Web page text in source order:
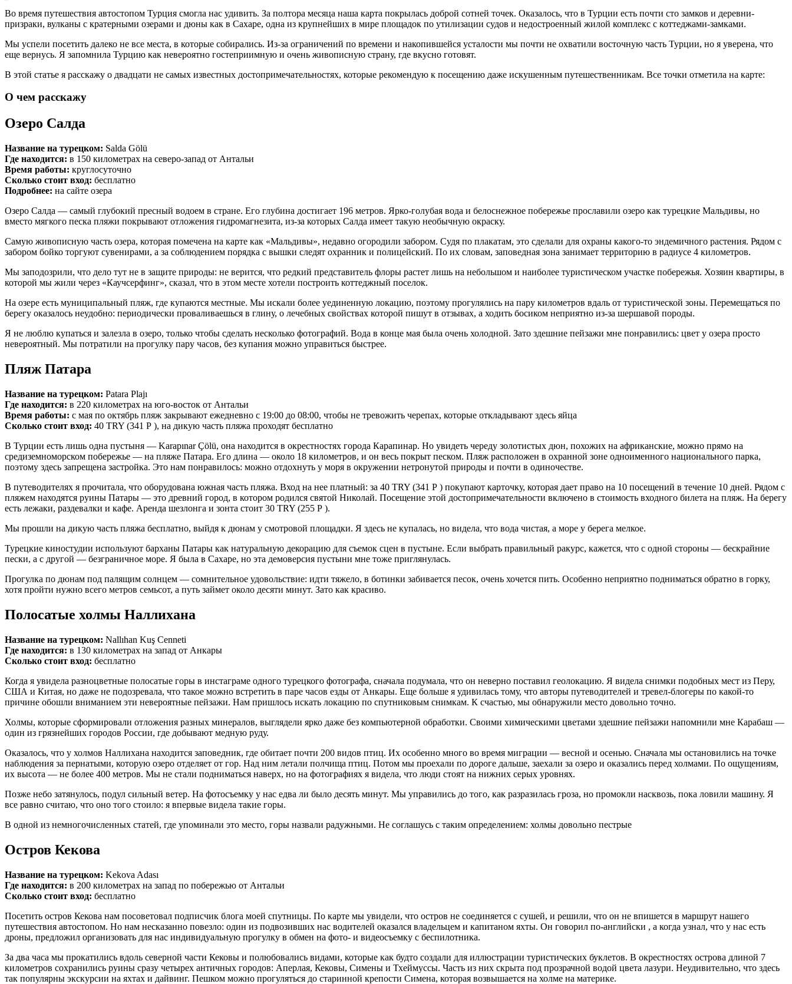
Во время путешествия автостопом Турция смогла нас удивить. За полтора месяца наша карта покрылась доброй сотней точек. Оказалось, что в Турции есть почти сто замков и деревни-
призраки, вулканы с кратерными озерами и дюны как в Сахаре, одна из крупнейших в мире площадок по утилизации судов и недостроенный жилой комплекс с коттеджами-замками.
Мы успели посетить далеко не все места, в которые собирались. Из-за ограничений по времени и накопившейся усталости мы почти не охватили восточную часть Турции, но я уверена, что
еще вернусь. Я запомнила Турцию как невероятно гостеприимную и очень живописную страну, где вкусно готовят.
В этой статье я расскажу о двадцати не самых известных достопримечательностях, которые рекомендую к посещению даже искушенным путешественникам. Все точки отметила на карте:
О чем расскажу
Озеро Салда
Название на турецком: Salda Gölü
Где находится: в 150 километрах на северо-запад от Антальи
Время работы: круглосуточно
Сколько стоит вход: бесплатно
Подробнее: на сайте озера
Озеро Салда — самый глубокий пресный водоем в стране. Его глубина достигает 196 метров. Ярко-голубая вода и белоснежное побережье прославили озеро как турецкие Мальдивы, но
вместо мягкого песка пляжи покрывают отложения гидромагнезита, из-за которых Салда имеет такую необычную окраску.
Самую живописную часть озера, которая помечена на карте как «Мальдивы», недавно огородили забором. Судя по плакатам, это сделали для охраны какого-то эндемичного растения. Рядом с
забором бойко торгуют сувенирами, а за соблюдением порядка с вышки следят охранник и полицейский. По их словам, заповедная зона занимает территорию в радиусе 4 километров.
Мы заподозрили, что дело тут не в защите природы: не верится, что редкий представитель флоры растет лишь на небольшом и наиболее туристическом участке побережья. Хозяин квартиры, в
которой мы жили через «Каучсерфинг», сказал, что в этом месте хотели построить коттеджный поселок.
На озере есть муниципальный пляж, где купаются местные. Мы искали более уединенную локацию, поэтому прогулялись на пару километров вдаль от туристической зоны. Перемещаться по
берегу оказалось неудобно: периодически проваливаешься в глину, о лечебных свойствах которой пишут в отзывах, а ходить босиком неприятно из-за шершавой породы.
Я не люблю купаться и залезла в озеро, только чтобы сделать несколько фотографий. Вода в конце мая была очень холодной. Зато здешние пейзажи мне понравились: цвет у озера просто
невероятный. Мы потратили на прогулку пару часов, без купания можно управиться быстрее.
Пляж Патара
Название на турецком: Patara Plajı
Где находится: в 220 километрах на юго-восток от Антальи
Время работы: с мая по октябрь пляж закрывают ежедневно с 19:00 до 08:00, чтобы не тревожить черепах, которые откладывают здесь яйца
Сколько стоит вход: 40 TRY (341 Р ), на дикую часть пляжа проходят бесплатно
В Турции есть лишь одна пустыня — Karapınar Çölü, она находится в окрестностях города Карапинар. Но увидеть череду золотистых дюн, похожих на африканские, можно прямо на
средиземноморском побережье — на пляже Патара. Его длина — около 18 километров, и он весь покрыт песком. Пляж расположен в охранной зоне одноименного национального парка,
поэтому здесь запрещена застройка. Это нам понравилось: можно отдохнуть у моря в окружении нетронутой природы и почти в одиночестве.
В путеводителях я прочитала, что оборудована южная часть пляжа. Вход на нее платный: за 40 TRY (341 Р ) покупают карточку, которая дает право на 10 посещений в течение 10 дней. Рядом с
пляжем находятся руины Патары — это древний город, в котором родился святой Николай. Посещение этой достопримечательности включено в стоимость входного билета на пляж. На берегу
есть лежаки, раздевалки и кафе. Аренда шезлонга и зонта стоит 30 TRY (255 Р ).
Мы прошли на дикую часть пляжа бесплатно, выйдя к дюнам у смотровой площадки. Я здесь не купалась, но видела, что вода чистая, а море у берега мелкое.
Турецкие киностудии используют барханы Патары как натуральную декорацию для съемок сцен в пустыне. Если выбрать правильный ракурс, кажется, что с одной стороны — бескрайние
пески, а с другой — безграничное море. Я была в Сахаре, но эта демоверсия пустыни мне тоже приглянулась.
Прогулка по дюнам под палящим солнцем — сомнительное удовольствие: идти тяжело, в ботинки забивается песок, очень хочется пить. Особенно неприятно подниматься обратно в горку,
хотя пройти нужно всего метров семьсот, а путь займет около десяти минут. Зато как красиво.
Полосатые холмы Наллихана
Название на турецком: Nallıhan Kuş Cenneti
Где находится: в 130 километрах на запад от Анкары
Сколько стоит вход: бесплатно
Когда я увидела разноцветные полосатые горы в инстаграме одного турецкого фотографа, сначала подумала, что он неверно поставил геолокацию. Я видела снимки подобных мест из Перу,
США и Китая, но даже не подозревала, что такое можно встретить в паре часов езды от Анкары. Еще больше я удивилась тому, что авторы путеводителей и тревел-блогеры по какой-то
причине обошли вниманием эти невероятные пейзажи. Нам пришлось искать локацию по спутниковым снимкам. К счастью, мы обнаружили место довольно точно.
Холмы, которые сформировали отложения разных минералов, выглядели ярко даже без компьютерной обработки. Своими химическими цветами здешние пейзажи напомнили мне Карабаш —
один из грязнейших городов России, где добывают медную руду.
Оказалось, что у холмов Наллихана находится заповедник, где обитает почти 200 видов птиц. Их особенно много во время миграции — весной и осенью. Сначала мы остановились на точке
наблюдения за пернатыми, которую озеро отделяет от гор. Над ним летали полчища птиц. Потом мы проехали по дороге дальше, заехали за озеро и оказались перед холмами. По ощущениям,
их высота — не более 400 метров. Мы не стали подниматься наверх, но на фотографиях я видела, что люди стоят на нижних серых уровнях.
Позже небо затянулось, подул сильный ветер. На фотосъемку у нас едва ли было десять минут. Мы управились до того, как разразилась гроза, но промокли насквозь, пока ловили машину. Я
все равно считаю, что оно того стоило: я впервые видела такие горы.
В одной из немногочисленных статей, где упоминали это место, горы назвали радужными. Не соглашусь с таким определением: холмы довольно пестрые
Остров Кекова
Название на турецком: Kekova Adası
Где находится: в 200 километрах на запад по побережью от Антальи
Сколько стоит вход: бесплатно
Посетить остров Кекова нам посоветовал подписчик блога моей спутницы. По карте мы увидели, что остров не соединяется с сушей, и решили, что он не впишется в маршрут нашего
путешествия автостопом. Но нам несказанно повезло: один из подвозивших нас водителей оказался владельцем и капитаном яхты. Он говорил по-английски , а когда узнал, что у нас есть
дроны, предложил организовать для нас индивидуальную прогулку в обмен на фото- и видеосъемку с беспилотника.
За два часа мы прокатились вдоль северной части Кековы и полюбовались видами, которые как будто создали для иллюстрации туристических буклетов. В окрестностях острова длиной 7
километров сохранились руины сразу четырех античных городов: Аперлая, Кековы, Симены и Тхеймуссы. Часть из них скрыта под прозрачной водой цвета лазури. Неудивительно, что здесь
так популярны экскурсии на яхтах и дайвинг. Пешком можно прогуляться до старинной крепости Симена, которая возвышается на холме на материке.